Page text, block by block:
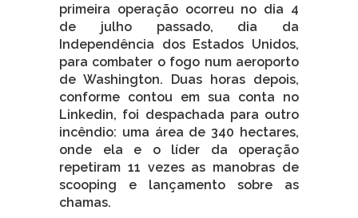
primeira operação ocorreu no dia 4
de julho passado, dia da
Independência dos Estados Unidos,
para combater o fogo num aeroporto
de Washington. Duas horas depois,
conforme contou em sua conta no
Linkedin, foi despachada para outro
incêndio: uma área de 340 hectares,
onde ela e o líder da operação
repetiram 11 vezes as manobras de
scooping e lançamento sobre as
chamas.